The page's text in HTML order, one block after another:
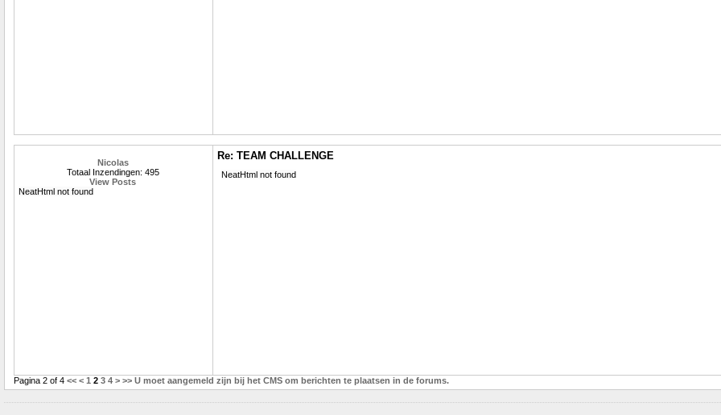
Nicolas
Totaal Inzendingen: 495
View Posts
NeatHtml not found
Re: TEAM CHALLENGE
NeatHtml not found
Pagina 2 of 4 << < 1 2 3 4 > >> U moet aangemeld zijn bij het CMS om berichten te plaatsen in de forums.